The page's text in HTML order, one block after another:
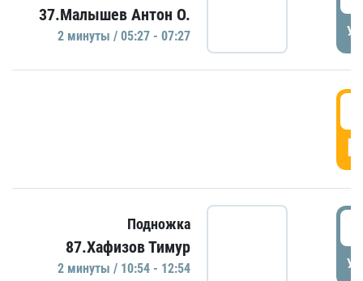
37.Малышев Антон О.
2 минуты / 05:27 - 07:27
Подножка
87.Хафизов Тимур
2 минуты / 10:54 - 12:54